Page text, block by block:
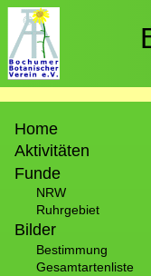
Direkt
zum
Inhalt
Home
Aktivitäten
Funde
NRW
Ruhrgebiet
Bilder
Bestimmung
Gesamtartenliste